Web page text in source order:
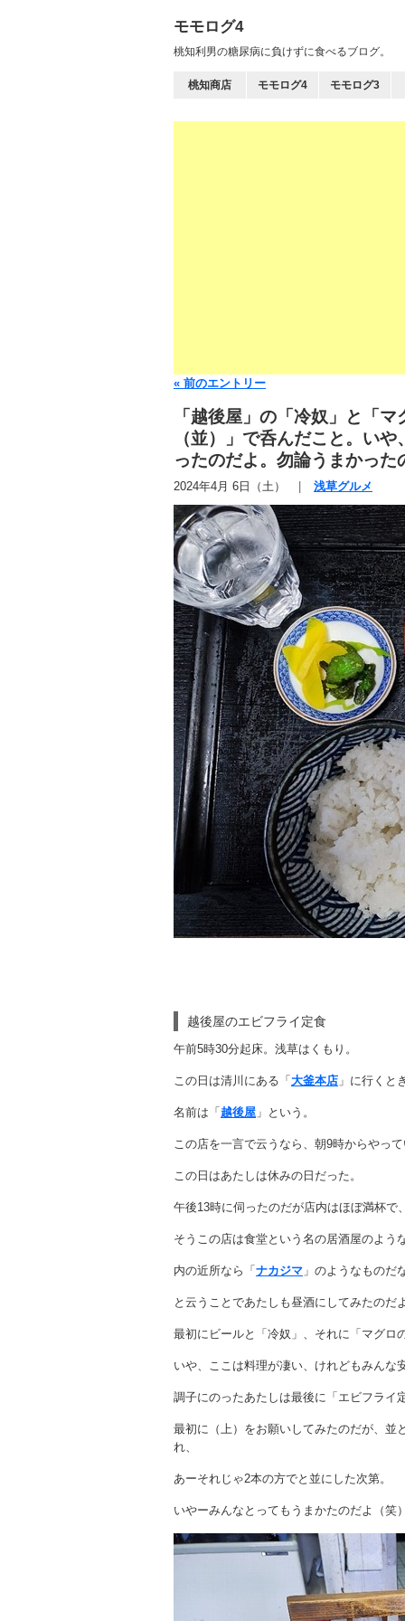
モモログ4
桃知利男の糖尿病に負けずに食べるブログ。
桃知商店 モモログ4 モモログ3
« 前のエントリー
「越後屋」の「冷奴」と「
（並）」で呑んだこと。い
ったのだよ。勿論うまかっ
2024年4月 6日（土） 浅草グルメ
越後屋のエビフライ定食
午前5時30分起床。浅草はくもり。
この日は清川にある「 大釜本店 」に行くと
名前は「 越後屋 」という。
この店を一言で云うなら、朝9時からやっ
この日はあたしは休みの日だった。
午後13時に伺ったのだが店内はほぼ満杯
そうこの店は食堂という名の居酒屋のよう
内の近所なら「 ナカジマ 」のようなものだ
と云うことであたしも昼酒にしてみたのだ
最初にビールと「冷奴」、それに「マグロ
いや、ここは料理が凄い、けれどもみんな
調子にのったあたしは最後に「エビフライ
最初に（上）をお願いしてみたのだが、並
れ、
あーそれじゃ2本の方でと並にした次第。
いやーみんなとってもうまかたのだよ（笑